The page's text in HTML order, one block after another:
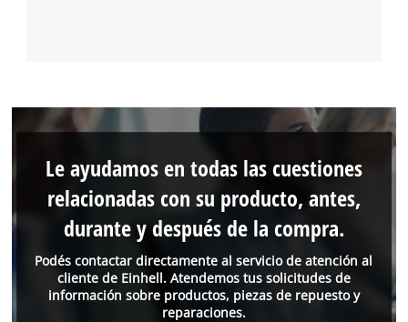
Podés contactar directamente al servicio de atención al
cliente de Einhell. Atendemos tus solicitudes de
información sobre productos, piezas de repuesto y
reparaciones.
Le ayudamos en todas las cuestiones
relacionadas con su producto, antes,
durante y después de la compra.